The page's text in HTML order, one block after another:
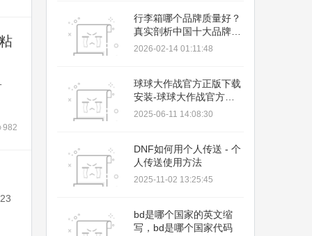
982
行李箱哪个品牌质量好？
真实剖析中国十大品牌优
缺点，用户抢着买单
2026-02-14 01:11:48
球球大作战官方正版下载
安装-球球大作战官方正
版2024最新版下载
2025-06-11 14:08:30
DNF如何用个人传送 - 个
人传送使用方法
2025-11-02 13:25:45
bd是哪个国家的英文缩
写，bd是哪个国家代码